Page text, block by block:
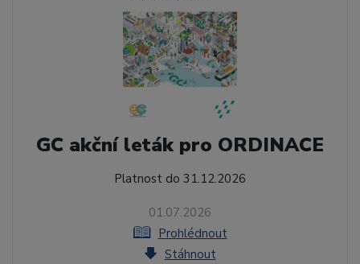
GC akční leták pro ORDINACE
Platnost do 31.12.2026
01.07.2026
Prohlédnout
Stáhnout